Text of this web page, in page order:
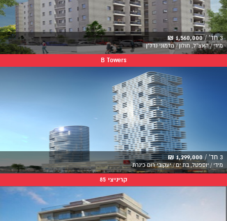
3 חד' / 1,560,000 ₪
מידי / האצ"ל, חולון / מדמוני נדל"ן
B Towers
3 חד' / 1,299,000 ₪
מידי / יוספטל, בת ים / יעקובי רום כינרת
קריניצי 85